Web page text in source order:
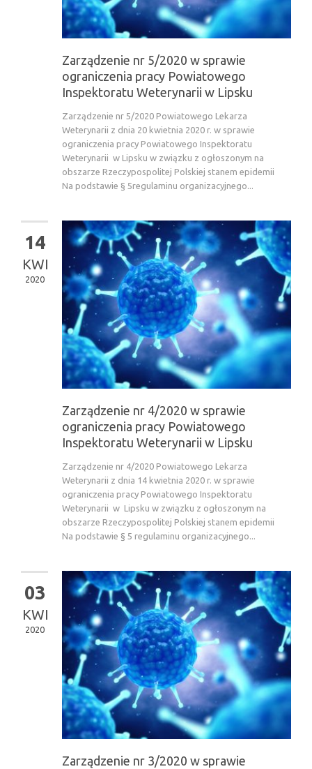
Zarządzenie nr 5/2020 w sprawie
ograniczenia pracy Powiatowego
Inspektoratu Weterynarii w Lipsku
Zarządzenie nr 5/2020 Powiatowego Lekarza
Weterynarii z dnia 20 kwietnia 2020 r. w sprawie
ograniczenia pracy Powiatowego Inspektoratu
Weterynarii w Lipsku w związku z ogłoszonym na
obszarze Rzeczypospolitej Polskiej stanem epidemii
Na podstawie § 5regulaminu organizacyjnego...
14
KWI
2020
Zarządzenie nr 4/2020 w sprawie
ograniczenia pracy Powiatowego
Inspektoratu Weterynarii w Lipsku
Zarządzenie nr 4/2020 Powiatowego Lekarza
Weterynarii z dnia 14 kwietnia 2020 r. w sprawie
ograniczenia pracy Powiatowego Inspektoratu
Weterynarii w Lipsku w związku z ogłoszonym na
obszarze Rzeczypospolitej Polskiej stanem epidemii
Na podstawie § 5 regulaminu organizacyjnego...
03
KWI
2020
Zarządzenie nr 3/2020 w sprawie